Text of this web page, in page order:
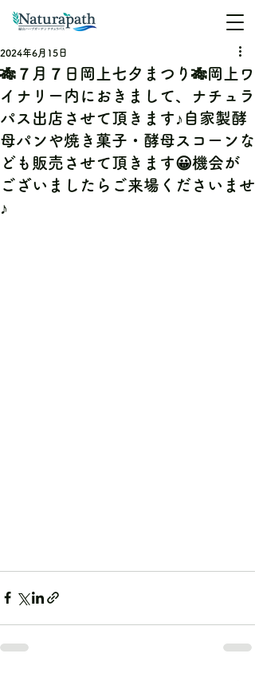
🎋７月７日岡上七夕まつり🎋岡上ワ
イナリー内におきまして、ナチュラ
パス出店させて頂きます♪自家製酵
母パンや焼き菓子・酵母スコーンな
ども販売させて頂きます😀機会が
ございましたらご来場くださいませ
♪
2024年6月15日